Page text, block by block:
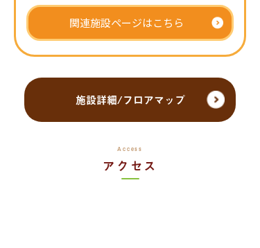
関連施設ページはこちら
施設詳細/フロアマップ
Access
アクセス